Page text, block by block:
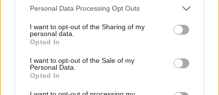
Please note that this website/app uses one or more Google
not limited to your visit or usage behaviour. You may click to
grant or deny consent to Google and its third-party tags to
use your data for below specified purposes in below Google
consent section.
Personal Data Processing Opt Outs
I want to opt-out of the Sharing of my
personal data.
Opted In
I want to opt-out of the Sale of my
Personal Data.
Opted In
ΣΧΕΤΙΚΑ ΜΕ ΕΜΑΣ
Η εταιρεία με την επωνυμία “POLITICAL MEDIA GROUP A.E.” και κατ’
επέκταση η ιστοσελίδα που κατέχει αυτή “www.paraskhnio.gr”
συμμορφώνονται με τη Σύσταση (ΕΕ) 2018/334 της Επιτροπής της 1ης